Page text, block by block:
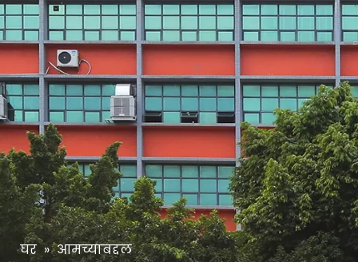
घर » आमच्याबद्दल